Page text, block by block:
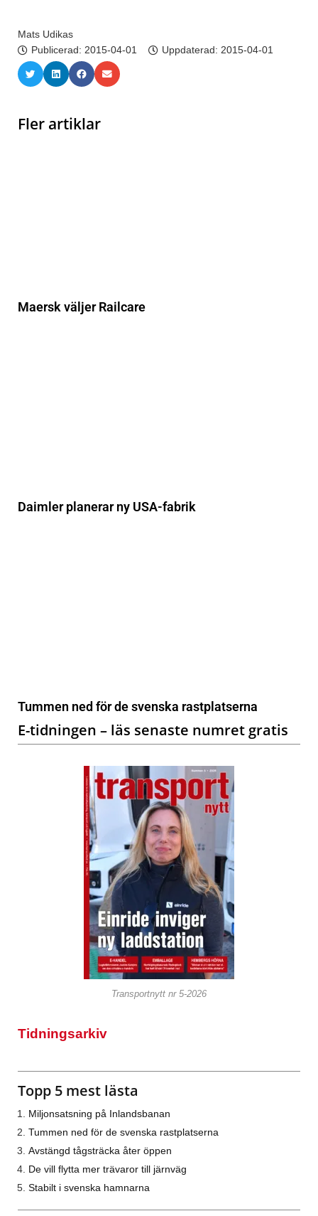
Mats Udikas
Publicerad: 2015-04-01 Uppdaterad: 2015-04-01
Fler artiklar
Maersk väljer Railcare
Daimler planerar ny USA-fabrik
Tummen ned för de svenska rastplatserna
E-tidningen – läs senaste numret gratis
Transportnytt nr 5-2026
Tidningsarkiv
Topp 5 mest lästa
Miljonsatsning på Inlandsbanan
Tummen ned för de svenska rastplatserna
Avstängd tågsträcka åter öppen
De vill flytta mer trävaror till järnväg
Stabilt i svenska hamnarna